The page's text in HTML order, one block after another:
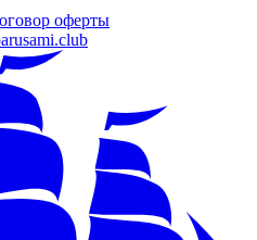
оферты